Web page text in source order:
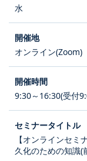
水
オンライン(Zoom)
9:30～16:30(受付
【オンラインセ
久化のための知識(